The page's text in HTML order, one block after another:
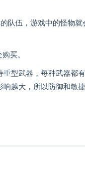
队伍，游戏中的怪物就
买。
重型武器，每种武器都
越大，所以防御和敏